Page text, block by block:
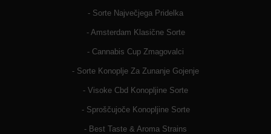
- Sorte Največjega Pridelka
- Amsterdam Klasične Sorte
- Cannabis Cup Zmagovalci
- Sorte Konoplje Za Zunanje Gojenje
- Visoke Cbd Konopljine Sorte
- Sproščujoče Konopljine Sorte
- Best Taste & Aroma Strains